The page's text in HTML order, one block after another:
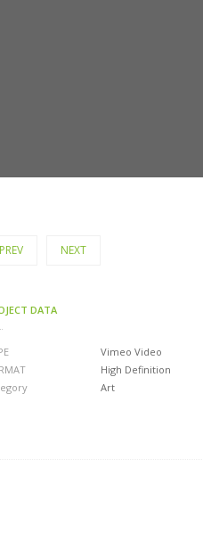
PREV NEXT
DATA
Vimeo Video
High Definition
Art